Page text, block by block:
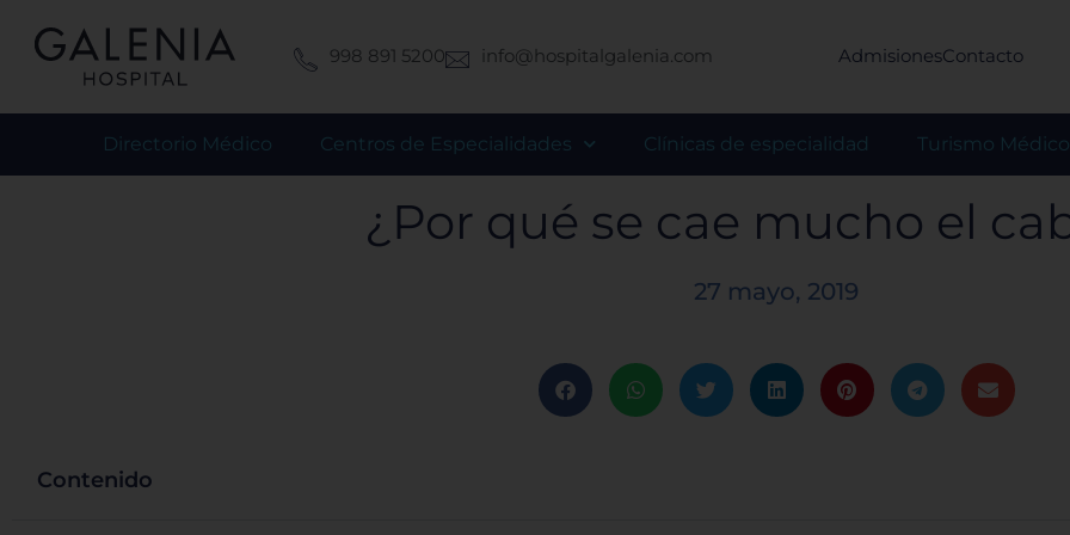
contenido
998 891 5200 info@hospitalgalenia.com AdmisionesContacto
Directorio Médico Centros de Especialidades Clínicas de especialidad Turismo Médico
¿Por qué se cae mucho el
27 mayo, 2019
Contenido